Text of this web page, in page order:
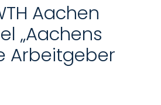
Aachen
„Aachens
Arbeitgeber